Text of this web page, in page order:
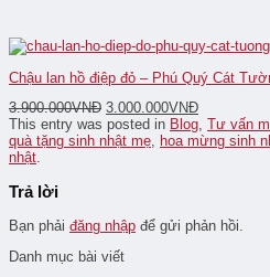
Chậu lan hồ điệp đỏ – Phú Quý Cát
3.900.000VNĐ 3.000.000VNĐ
This entry was posted in Blog, Tư vấn
quà tặng sinh nhật mẹ, hoa mừng sinh
nhật.
Trả lời
Bạn phải đăng nhập để gửi phản hồi.
Danh mục bài viết